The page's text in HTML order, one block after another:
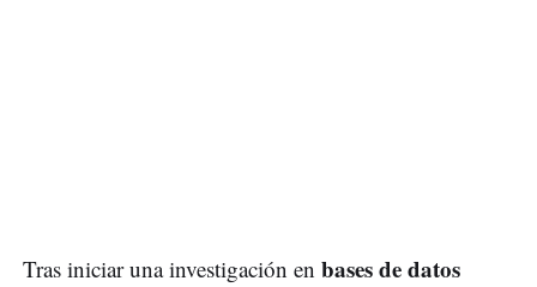
Tras iniciar una investigación en bases de datos